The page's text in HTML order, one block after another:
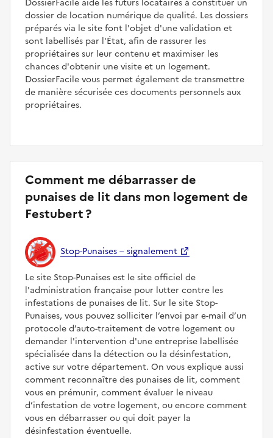
dossier de location numérique de qualité. Les dossiers
préparés via le site font l'objet d'une validation et
sont labellisés par l'État, afin de rassurer les
propriétaires sur leur contenu et maximiser les
chances d'obtenir une visite et un logement.
DossierFacile vous permet également de transmettre
de manière sécurisée ces documents personnels aux
propriétaires.
Comment me débarrasser de
punaises de lit dans mon logement de
Festubert ?
Stop-Punaises – signalement
Le site Stop-Punaises est le site officiel de
l'administration française pour lutter contre les
infestations de punaises de lit. Sur le site Stop-
Punaises, vous pouvez solliciter l’envoi par e-mail d’un
protocole d’auto-traitement de votre logement ou
demander l'intervention d'une entreprise labellisée
spécialisée dans la détection ou la désinfestation,
active sur votre département. On vous explique aussi
comment reconnaître des punaises de lit, comment
vous en prémunir, comment évaluer le niveau
d’infestation de votre logement, ou encore comment
vous en débarrasser ou qui doit payer la
désinfestation éventuelle.